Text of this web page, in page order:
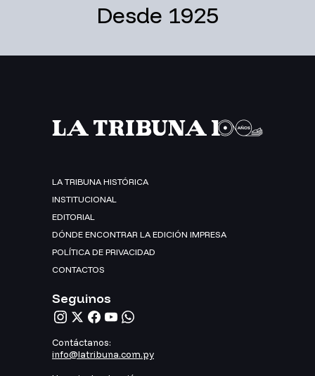
Desde 1925
LA TRIBUNA HISTÓRICA
INSTITUCIONAL
EDITORIAL
DÓNDE ENCONTRAR LA EDICIÓN IMPRESA
POLÍTICA DE PRIVACIDAD
CONTACTOS
Seguinos
Contáctanos:
info@latribuna.com.py